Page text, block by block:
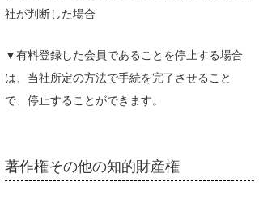
社が判断した場合
▼有料登録した会員であることを停止する場合
は、当社所定の方法で手続を完了させること
で、停止することができます。
著作権その他の知的財産権